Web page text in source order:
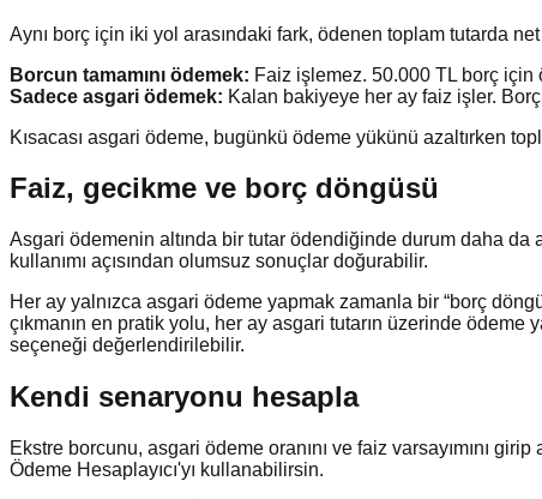
Aynı borç için iki yol arasındaki fark, ödenen toplam tutarda
Borcun tamamını ödemek: Faiz işlemez. 50.000 TL borç için
Sadece asgari ödemek: Kalan bakiyeye her ay faiz işler.
Kısacası asgari ödeme, bugünkü ödeme yükünü azaltırken
Faiz, gecikme ve borç döngüsü
Asgari ödemenin altında bir tutar ödendiğinde durum daha
kullanımı açısından olumsuz sonuçlar doğurabilir.
Her ay yalnızca asgari ödeme yapmak zamanla bir “borç
çıkmanın en pratik yolu, her ay asgari tutarın üzerinde
seçeneği değerlendirilebilir.
Kendi senaryonu hesapla
Ekstre borcunu, asgari ödeme oranını ve faiz varsayımını
Ödeme Hesaplayıcı'yı kullanabilirsin.